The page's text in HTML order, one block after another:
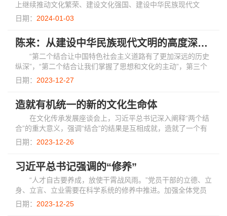
上继续推动文化繁荣、建设文化强国、建设中华民族现代文
明，是我们在新时代新的文化使命。”这一重要论述指出了文化
日期： 2024-01-03
陈来：从建设中华民族现代文明的高度深刻领悟“两个结合”的重大意义
“第二个结合让中国特色社会主义道路有了更加深远的历史
纵深”，“第二个结合让我们掌握了思想和文化的主动”，第三个
更重要的是“第二个结合是又一次思想解放，让我们能在更广阔
日期： 2023-12-27
造就有机统一的新的文化生命体
在文化传承发展座谈会上，习近平总书记深入阐释“两个结
合”的重大意义，强调“结合”的结果是互相成就，造就了一个有
机统一的新的文化生命体，让马克思主义成为中国的，中华优
日期： 2023-12-26
习近平总书记强调的“修养”
“人才自古要养成，放使干霄战风雨。”党员干部的立德、立
身、立言、立业需要在科学系统的修养中推进。加强全体党员
的修养是中国共产党推进新时代党的建设新的伟大工程的重要
日期： 2023-12-25